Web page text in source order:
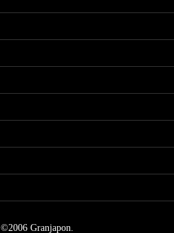
©2006 Granjapon.